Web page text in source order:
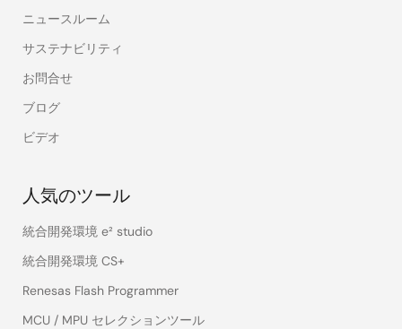
ニュースルーム
サステナビリティ
お問合せ
ブログ
ビデオ
人気のツール
統合開発環境 e² studio
統合開発環境 CS+
Renesas Flash Programmer
MCU / MPU セレクションツール